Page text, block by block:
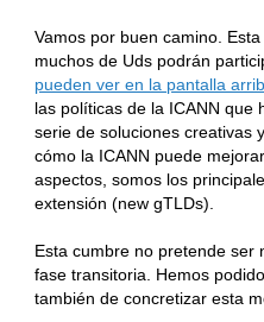
Vamos por buen camino.
muchos de Uds podrán
pueden ver en la pantalla
las políticas de la ICANN que
serie de soluciones creativas
cómo la ICANN puede
aspectos, somos los
extensión (new gTLDs).
Esta cumbre no pretende ser
fase transitoria. Hemos
también de concretizar esta